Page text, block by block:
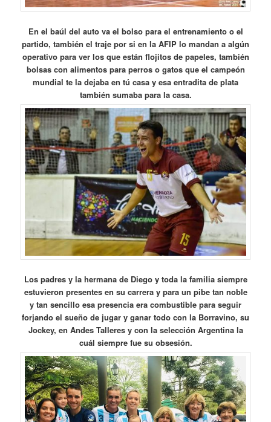
En el baúl del auto va el bolso para el entrenamiento o el
partido, también el traje por si en la AFIP lo mandan a algún
operativo para ver los que están flojitos de papeles, también
bolsas con alimentos para perros o gatos que el campeón
mundial te la dejaba en tú casa y esa entradita de plata
también sumaba para la casa.
Los padres y la hermana de Diego y toda la familia siempre
estuvieron presentes en su carrera y para un pibe tan noble
y tan sencillo esa presencia era combustible para seguir
forjando el sueño de jugar y ganar todo con la Borravino, su
Jockey, en Andes Talleres y con la selección Argentina la
cuál siempre fue su obsesión.